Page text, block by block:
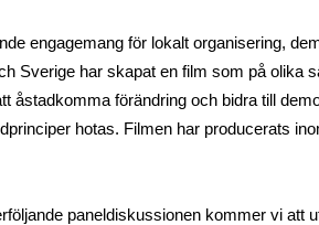
POLICY
engagemang för lokalt organisering,
Sverige har skapat en film som på olika
åstadkomma förändring och bidra till
hotas. Filmen har producerats
paneldiskussionen kommer vi att